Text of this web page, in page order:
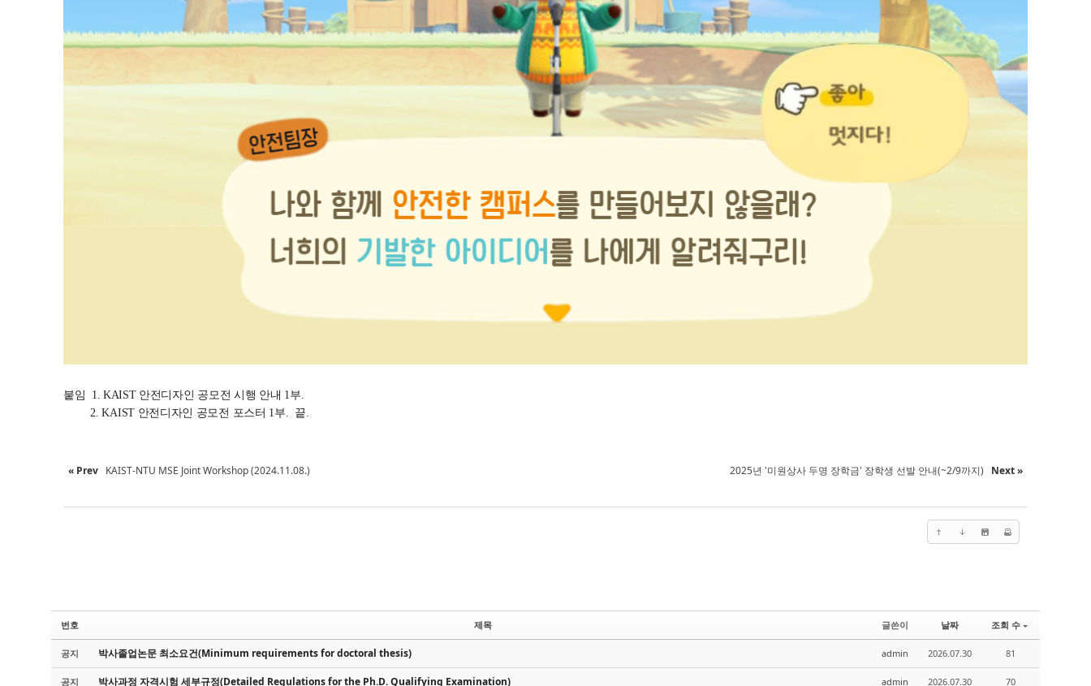
붙임 1. KAIST 안전디자인 공모전 시행 안내 1부.
2. KAIST 안전디자인 공모전 포스터 1부. 끝.
« Prev KAIST-NTU MSE Joint Workshop (2024.11.08.) 2025년 '미원상사 두명 장학금' 장학생 선발 안내(~2/9까지) Next »
번호 제목 글쓴이 날짜 조회 수
공지 박사졸업논문 최소요건(Minimum requirements for doctoral thesis) admin 2026.07.30 81
공지 박사과정 자격시험 세부규정(Detailed Regulations for the Ph.D. Qualifying Examination) admin 2026.07.30 70